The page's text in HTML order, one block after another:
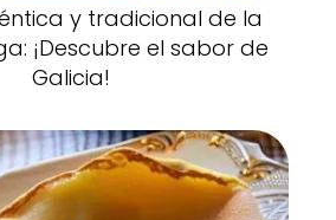
y tradicional de la
¡Descubre el sabor de
Galicia!